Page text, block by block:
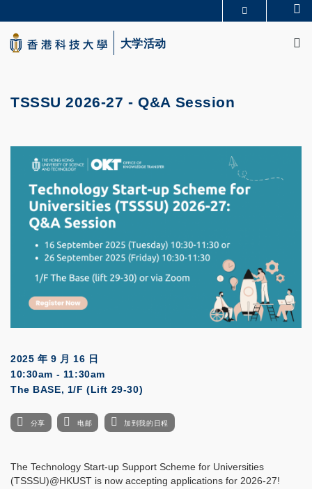
to
main
content
生活@科大
大学活动
TSSSU 2026-27 - Q&A Session
2025 年 9 月 16 日
10:30am - 11:30am
The BASE, 1/F (Lift 29-30)
分享 电邮 加到我的日程
The Technology Start-up Support Scheme for Universities
(TSSSU)@HKUST is now accepting applications for 2026-27!